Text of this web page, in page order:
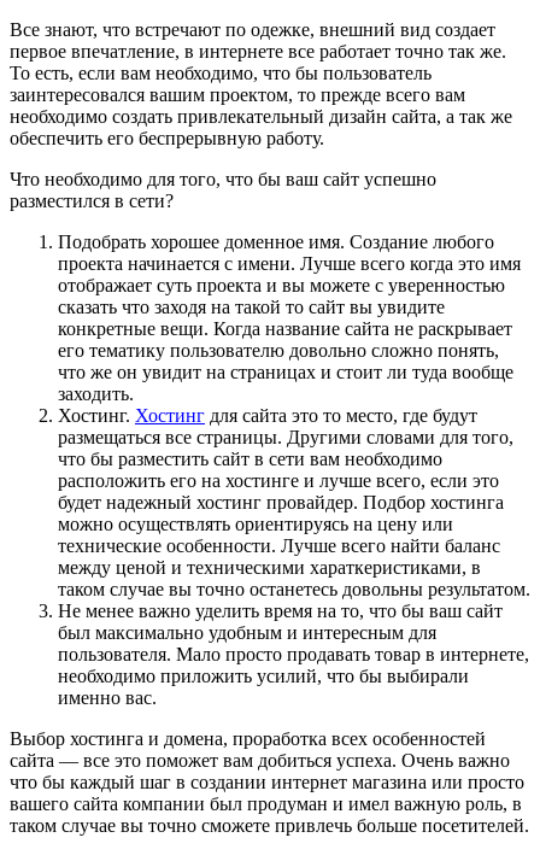
Все знают, что встречают по одежке, внешний вид создает
первое впечатление, в интернете все работает точно так же.
То есть, если вам необходимо, что бы пользователь
заинтересовался вашим проектом, то прежде всего вам
необходимо создать привлекательный дизайн сайта, а так же
обеспечить его беспрерывную работу.
Что необходимо для того, что бы ваш сайт успешно
разместился в сети?
Подобрать хорошее доменное имя. Создание любого
проекта начинается с имени. Лучше всего когда это имя
отображает суть проекта и вы можете с уверенностью
сказать что заходя на такой то сайт вы увидите
конкретные вещи. Когда название сайта не раскрывает
его тематику пользователю довольно сложно понять,
что же он увидит на страницах и стоит ли туда вообще
заходить.
Хостинг. Хостинг для сайта это то место, где будут
размещаться все страницы. Другими словами для того,
что бы разместить сайт в сети вам необходимо
расположить его на хостинге и лучше всего, если это
будет надежный хостинг провайдер. Подбор хостинга
можно осуществлять ориентируясь на цену или
технические особенности. Лучше всего найти баланс
между ценой и техническими хараткеристиками, в
таком случае вы точно останетесь довольны результатом.
Не менее важно уделить время на то, что бы ваш сайт
был максимально удобным и интересным для
пользователя. Мало просто продавать товар в интернете,
необходимо приложить усилий, что бы выбирали
именно вас.
Выбор хостинга и домена, проработка всех особенностей
сайта — все это поможет вам добиться успеха. Очень важно
что бы каждый шаг в создании интернет магазина или просто
вашего сайта компании был продуман и имел важную роль, в
таком случае вы точно сможете привлечь больше посетителей.